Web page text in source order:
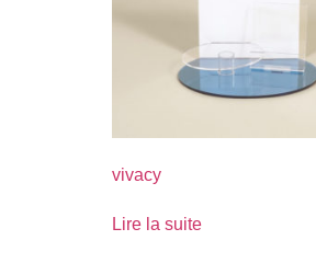
vivacy
Lire la suite